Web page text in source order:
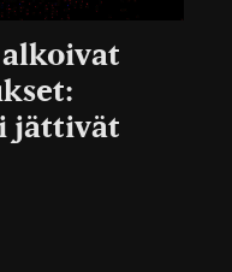
alkoivat
jättivät